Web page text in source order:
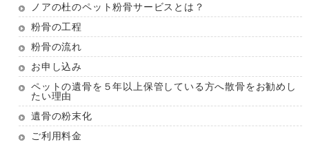
ノアの杜のペット粉骨サービスとは？
粉骨の工程
粉骨の流れ
お申し込み
ペットの遺骨を５年以上保管している方へ散骨をお勧めし
たい理由
遺骨の粉末化
ご利用料金